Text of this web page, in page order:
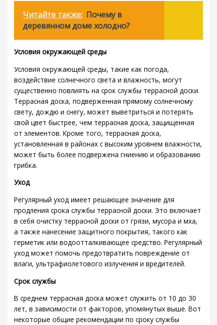
Читайте также: Почему в
деревянном доме холодно?
Условия окружающей среды
Условия окружающей среды, такие как погода,
воздействие солнечного света и влажность, могут
существенно повлиять на срок службы террасной доски.
Террасная доска, подверженная прямому солнечному
свету, дождю и снегу, может выветриться и потерять
свой цвет быстрее, чем террасная доска, защищенная
от элементов. Кроме того, террасная доска,
установленная в районах с высоким уровнем влажности,
может быть более подвержена гниению и образованию
грибка.
Уход
Регулярный уход имеет решающее значение для
продления срока службы террасной доски. Это включает
в себя очистку террасной доски от грязи, мусора и мха,
а также нанесение защитного покрытия, такого как
герметик или водоотталкивающее средство. Регулярный
уход может помочь предотвратить повреждение от
влаги, ультрафиолетового излучения и вредителей.
Срок службы
В среднем террасная доска может служить от 10 до 30
лет, в зависимости от факторов, упомянутых выше. Вот
некоторые общие рекомендации по сроку службы